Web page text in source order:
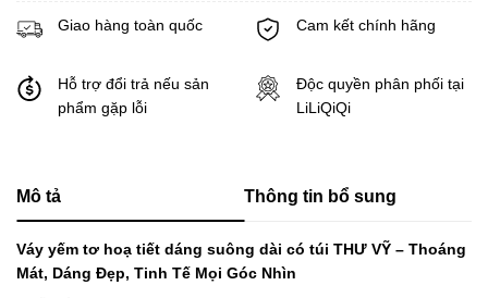
Giao hàng toàn quốc Cam kết chính hãng
Hỗ trợ đổi trả nếu sản
phẩm gặp lỗi
Độc quyền phân phối tại
LiLiQiQi
Mô tả Thông tin bổ sung
Váy yếm tơ hoạ tiết dáng suông dài có túi THƯ VỸ – Thoáng
Mát, Dáng Đẹp, Tinh Tế Mọi Góc Nhìn